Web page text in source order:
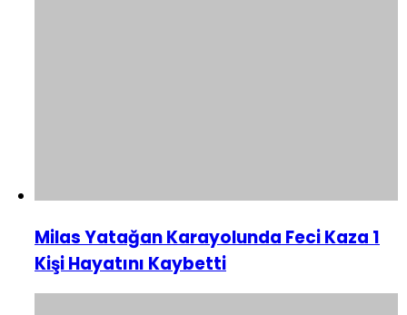
Milas Yatağan Karayolunda Feci Kaza 1
Kişi Hayatını Kaybetti